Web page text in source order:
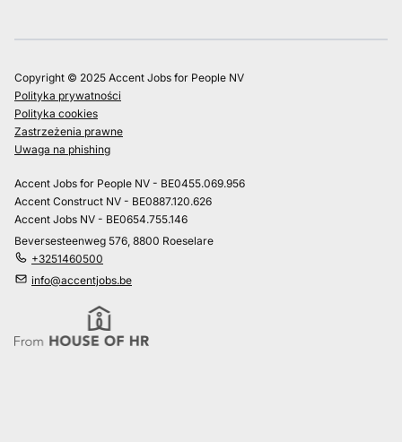
Copyright © 2025 Accent Jobs for People NV
Polityka prywatności
Polityka cookies
Zastrzeżenia prawne
Uwaga na phishing
Accent Jobs for People NV - BE0455.069.956
Accent Construct NV - BE0887.120.626
Accent Jobs NV - BE0654.755.146
Beversesteenweg 576, 8800 Roeselare
+3251460500
info@accentjobs.be